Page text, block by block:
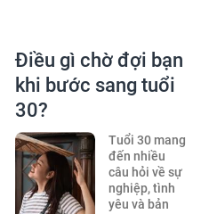
Điều gì chờ đợi bạn
khi bước sang tuổi
30?
Tuổi 30 mang
đến nhiều
câu hỏi về sự
nghiệp, tình
yêu và bản